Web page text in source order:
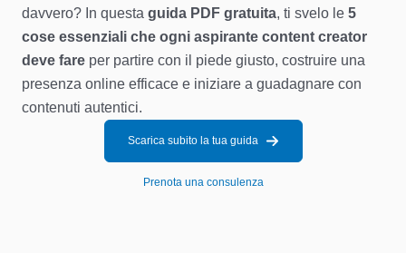
davvero? In questa guida PDF gratuita, ti svelo le 5
cose essenziali che ogni aspirante content creator
deve fare per partire con il piede giusto, costruire una
presenza online efficace e iniziare a guadagnare con
contenuti autentici.
Scarica subito la tua guida
Prenota una consulenza